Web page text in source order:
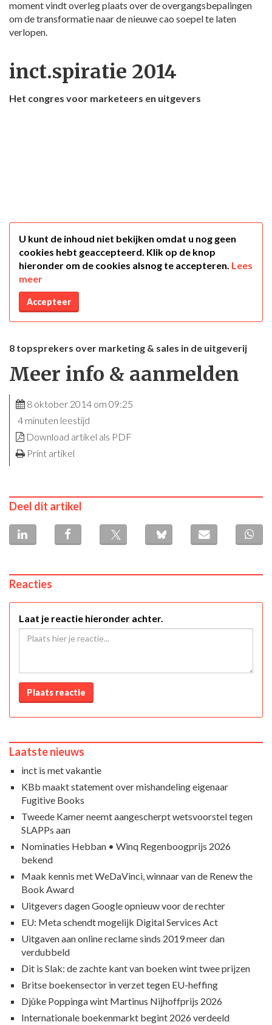
moment vindt overleg plaats over de overgangsbepalingen
om de transformatie naar de nieuwe cao soepel te laten
verlopen.
inct.spiratie 2014
Het congres voor marketeers en uitgevers
U kunt de inhoud niet bekijken omdat u nog geen
cookies hebt geaccepteerd. Klik op de knop
hieronder om de cookies alsnog te accepteren. Lees
meer
Accepteer
8 topsprekers over marketing & sales in de uitgeverij
Meer info & aanmelden
8 oktober 2014 om 09:25
4 minuten leestijd
Download artikel als PDF
Print artikel
Deel dit artikel
Reacties
Laat je reactie hieronder achter.
Plaats reactie
Laatste nieuws
inct is met vakantie
KBb maakt statement over mishandeling eigenaar
Fugitive Books
Tweede Kamer neemt aangescherpt wetsvoorstel tegen
SLAPPs aan
Nominaties Hebban • Winq Regenboogprijs 2026
bekend
Maak kennis met WeDaVinci, winnaar van de Renew the
Book Award
Uitgevers dagen Google opnieuw voor de rechter
EU: Meta schendt mogelijk Digital Services Act
Uitgaven aan online reclame sinds 2019 meer dan
verdubbeld
Dit is Slak: de zachte kant van boeken wint twee prijzen
Britse boekensector in verzet tegen EU-heffing
Djûke Poppinga wint Martinus Nijhoffprijs 2026
Internationale boekenmarkt begint 2026 verdeeld